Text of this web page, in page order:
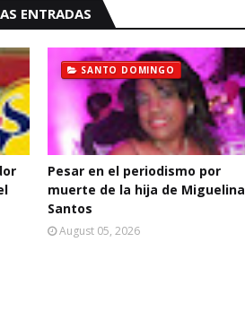
ENTRADAS
SANTO DOMINGO
Pesar en el periodismo por
muerte de la hija de Miguelina
Santos
August 05, 2026